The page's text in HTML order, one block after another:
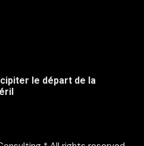
le départ de la